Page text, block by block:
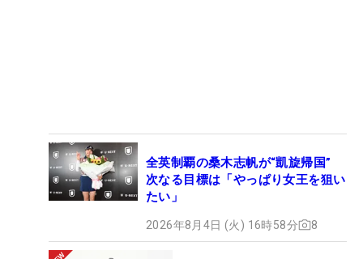
全英制覇の桑木志帆が“凱旋帰国”
次なる目標は「やっぱり女王を狙い
たい」
2026年8月4日 (火) 16時58分 8